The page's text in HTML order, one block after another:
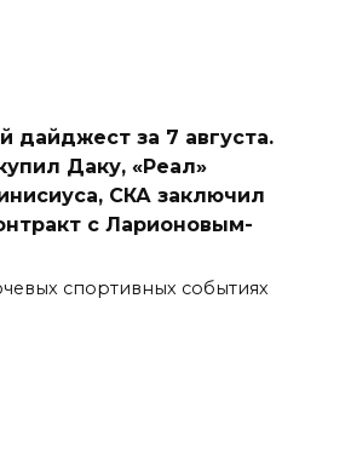
дайджест за 7 августа.
Даку, «Реал»
СКА заключил
с Ларионовым-
спортивных событиях